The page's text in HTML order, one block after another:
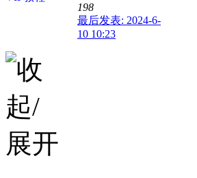
198
最后发表: 2024-6-
10 10:23